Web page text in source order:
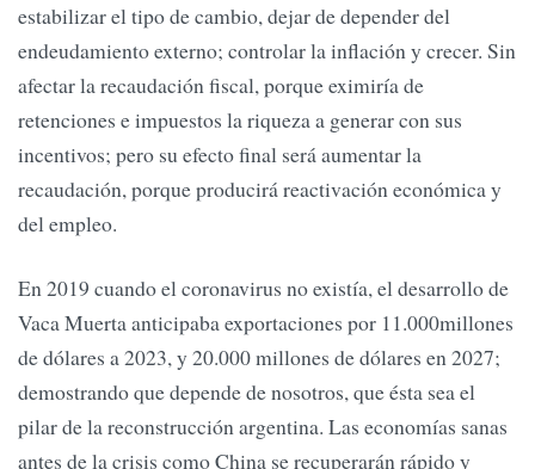
estabilizar el tipo de cambio, dejar de depender del
endeudamiento externo; controlar la inflación y crecer. Sin
afectar la recaudación fiscal, porque eximiría de
retenciones e impuestos la riqueza a generar con sus
incentivos; pero su efecto final será aumentar la
recaudación, porque producirá reactivación económica y
del empleo.
En 2019 cuando el coronavirus no existía, el desarrollo de
Vaca Muerta anticipaba exportaciones por 11.000millones
de dólares a 2023, y 20.000 millones de dólares en 2027;
demostrando que depende de nosotros, que ésta sea el
pilar de la reconstrucción argentina. Las economías sanas
antes de la crisis como China se recuperarán rápido y